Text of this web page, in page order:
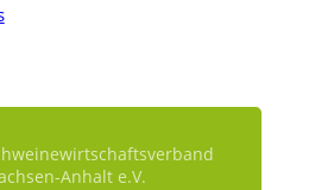
Anhalt e.V.